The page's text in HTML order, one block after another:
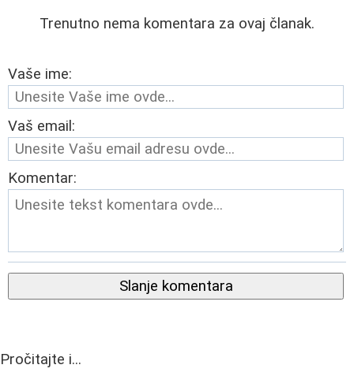
Trenutno nema komentara za ovaj članak.
Vaše ime:
Vaš email:
Komentar:
Slanje komentara
Pročitajte i...